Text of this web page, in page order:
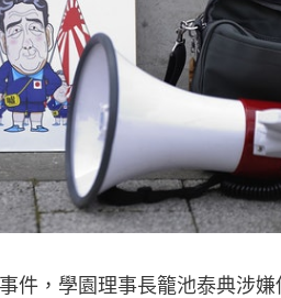
件，學園理事長籠池泰典涉